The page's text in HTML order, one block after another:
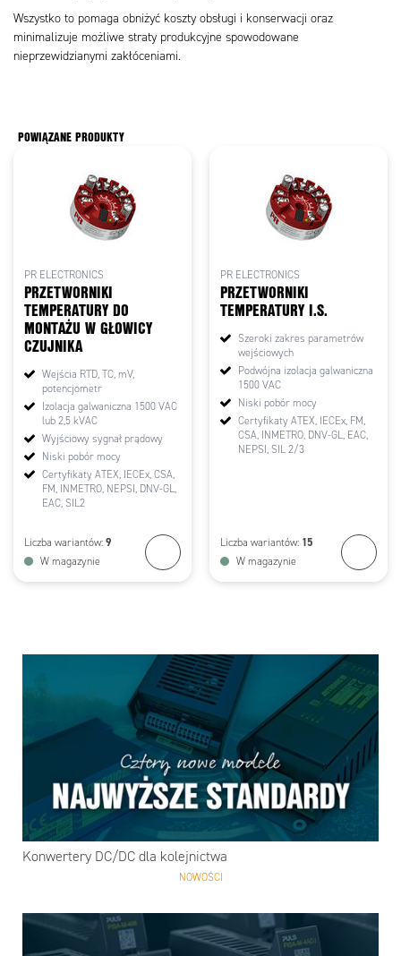
Wszystko to pomaga obniżyć koszty obsługi i konserwacji oraz
minimalizuje możliwe straty produkcyjne spowodowane
nieprzewidzianymi zakłóceniami.
POWIĄZANE PRODUKTY
PR ELECTRONICS
PRZETWORNIKI
TEMPERATURY DO
MONTAŻU W GŁOWICY
CZUJNIKA
Wejścia RTD, TC, mV,
potencjometr
Izolacja galwaniczna 1500 VAC
lub 2,5 kVAC
Wyjściowy sygnał prądowy
Niski pobór mocy
Certyfikaty ATEX, IECEx, CSA,
FM, INMETRO, NEPSI, DNV-GL,
EAC, SIL2
Liczba wariantów: 9
W magazynie
PR ELECTRONICS
PRZETWORNIKI
TEMPERATURY I.S.
Szeroki zakres parametrów
wejściowych
Podwójna izolacja galwaniczna
1500 VAC
Niski pobór mocy
Certyfikaty ATEX, IECEx, FM,
CSA, INMETRO, DNV-GL, EAC,
NEPSI, SIL 2/3
Liczba wariantów: 15
W magazynie
Konwertery DC/DC dla kolejnictwa
NOWOŚCI